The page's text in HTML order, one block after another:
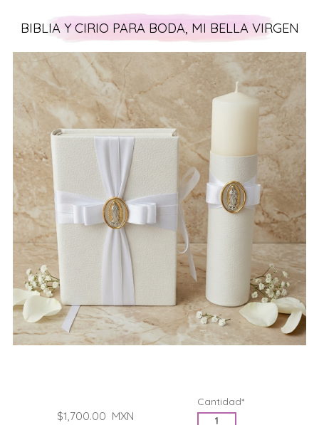
BIBLIA Y CIRIO PARA BODA, MI BELLA VIRGEN
$1,700.00 MXN
Cantidad*